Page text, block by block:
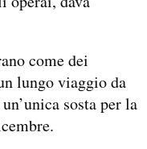
come dei
lungo viaggio da
sosta per la